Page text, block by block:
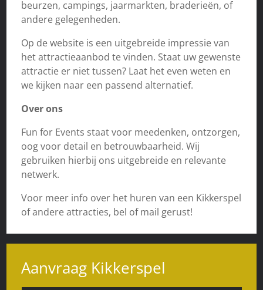
beurzen, campings, jaarmarkten, braderieën, of
andere gelegenheden.
Op de website is een uitgebreide impressie van
het attractieaanbod te vinden. Staat uw gewenste
attractie er niet tussen? Laat het even weten en
we kijken naar een passend alternatief.
Over ons
Fun for Events staat voor meedenken, ontzorgen,
oog voor detail en betrouwbaarheid. Wij
gebruiken hierbij ons uitgebreide en relevante
netwerk.
Voor meer info over het huren van een Kikkerspel
of andere attracties, bel of mail gerust!
Aanvraag Kikkerspel